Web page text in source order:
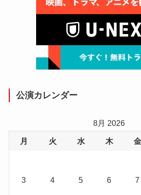
公演カレンダー
8月 2026
月 火 水 木 金
3 4 5 6 7